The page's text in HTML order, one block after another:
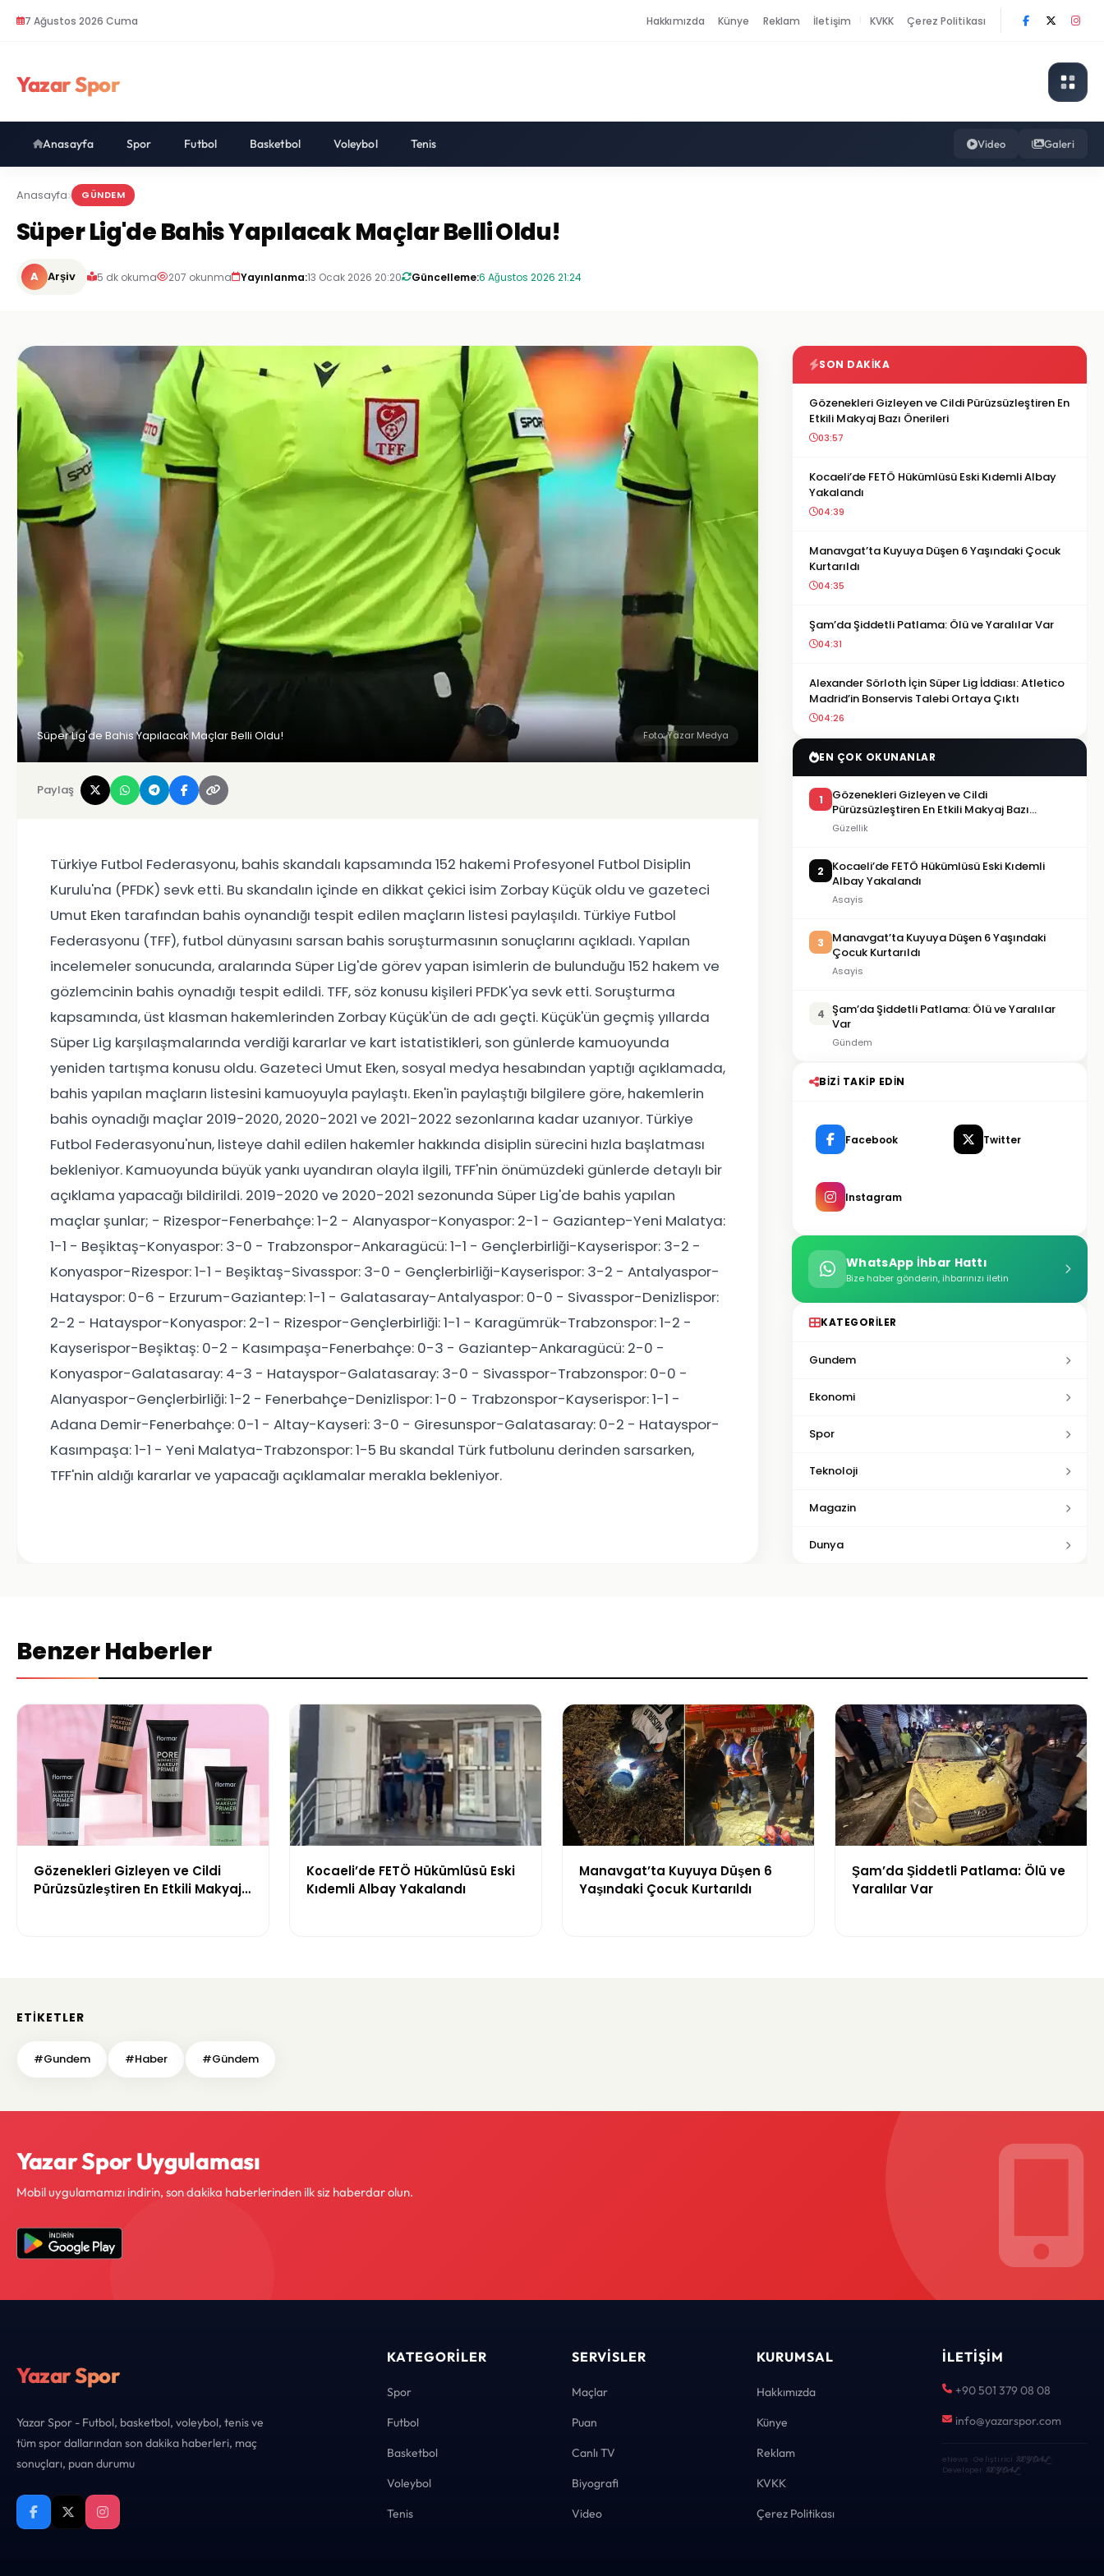
7 Ağustos 2026 Cuma Hakkımızda Künye Reklam İletişim KVKK Çerez Politikası
Yazar Spor
Anasayfa Spor Futbol Basketbol Voleybol Tenis Video Galeri
Anasayfa GÜNDEM
Süper Lig'de Bahis Yapılacak Maçlar Belli Oldu!
A Arşiv 5 dk okuma 207 okunma Yayınlanma:13 Ocak 2026 20:20 Güncelleme:6 Ağustos 2026 21:24
Süper Lig'de Bahis Yapılacak Maçlar Belli Oldu! Foto: Yazar Medya
Paylaş
Türkiye Futbol Federasyonu, bahis skandalı kapsamında 152 hakemi Profesyonel Futbol Disiplin
Kurulu'na (PFDK) sevk etti. Bu skandalın içinde en dikkat çekici isim Zorbay Küçük oldu ve gazeteci
Umut Eken tarafından bahis oynandığı tespit edilen maçların listesi paylaşıldı. Türkiye Futbol
Federasyonu (TFF), futbol dünyasını sarsan bahis soruşturmasının sonuçlarını açıkladı. Yapılan
incelemeler sonucunda, aralarında Süper Lig'de görev yapan isimlerin de bulunduğu 152 hakem ve
gözlemcinin bahis oynadığı tespit edildi. TFF, söz konusu kişileri PFDK'ya sevk etti. Soruşturma
kapsamında, üst klasman hakemlerinden Zorbay Küçük'ün de adı geçti. Küçük'ün geçmiş yıllarda
Süper Lig karşılaşmalarında verdiği kararlar ve kart istatistikleri, son günlerde kamuoyunda
yeniden tartışma konusu oldu. Gazeteci Umut Eken, sosyal medya hesabından yaptığı açıklamada,
bahis yapılan maçların listesini kamuoyuyla paylaştı. Eken'in paylaştığı bilgilere göre, hakemlerin
bahis oynadığı maçlar 2019-2020, 2020-2021 ve 2021-2022 sezonlarına kadar uzanıyor. Türkiye
Futbol Federasyonu'nun, listeye dahil edilen hakemler hakkında disiplin sürecini hızla başlatması
bekleniyor. Kamuoyunda büyük yankı uyandıran olayla ilgili, TFF'nin önümüzdeki günlerde detaylı bir
açıklama yapacağı bildirildi. 2019-2020 ve 2020-2021 sezonunda Süper Lig'de bahis yapılan
maçlar şunlar; - Rizespor-Fenerbahçe: 1-2 - Alanyaspor-Konyaspor: 2-1 - Gaziantep-Yeni Malatya:
1-1 - Beşiktaş-Konyaspor: 3-0 - Trabzonspor-Ankaragücü: 1-1 - Gençlerbirliği-Kayserispor: 3-2 -
Konyaspor-Rizespor: 1-1 - Beşiktaş-Sivasspor: 3-0 - Gençlerbirliği-Kayserispor: 3-2 - Antalyaspor-
Hatayspor: 0-6 - Erzurum-Gaziantep: 1-1 - Galatasaray-Antalyaspor: 0-0 - Sivasspor-Denizlispor:
2-2 - Hatayspor-Konyaspor: 2-1 - Rizespor-Gençlerbirliği: 1-1 - Karagümrük-Trabzonspor: 1-2 -
Kayserispor-Beşiktaş: 0-2 - Kasımpaşa-Fenerbahçe: 0-3 - Gaziantep-Ankaragücü: 2-0 -
Konyaspor-Galatasaray: 4-3 - Hatayspor-Galatasaray: 3-0 - Sivasspor-Trabzonspor: 0-0 -
Alanyaspor-Gençlerbirliği: 1-2 - Fenerbahçe-Denizlispor: 1-0 - Trabzonspor-Kayserispor: 1-1 -
Adana Demir-Fenerbahçe: 0-1 - Altay-Kayseri: 3-0 - Giresunspor-Galatasaray: 0-2 - Hatayspor-
Kasımpaşa: 1-1 - Yeni Malatya-Trabzonspor: 1-5 Bu skandal Türk futbolunu derinden sarsarken,
TFF'nin aldığı kararlar ve yapacağı açıklamalar merakla bekleniyor.
SON DAKIKA
Gözenekleri Gizleyen ve Cildi Pürüzsüzleştiren En
Etkili Makyaj Bazı Önerileri
03:57
Kocaeli’de FETÖ Hükümlüsü Eski Kıdemli Albay
Yakalandı
04:39
Manavgat’ta Kuyuya Düşen 6 Yaşındaki Çocuk
Kurtarıldı
04:35
Şam’da Şiddetli Patlama: Ölü ve Yaralılar Var
04:31
Alexander Sörloth İçin Süper Lig İddiası: Atletico
Madrid’in Bonservis Talebi Ortaya Çıktı
04:26
EN ÇOK OKUNANLAR
1
Gözenekleri Gizleyen ve Cildi
Pürüzsüzleştiren En Etkili Makyaj Bazı
Önerileri
Güzellik
2
Kocaeli’de FETÖ Hükümlüsü Eski Kıdemli
Albay Yakalandı
Asayis
3
Manavgat’ta Kuyuya Düşen 6 Yaşındaki
Çocuk Kurtarıldı
Asayis
4 Şam’da Şiddetli Patlama: Ölü ve Yaralılar
Var
Gündem
BIZI TAKIP EDIN
Facebook Twitter
Instagram
WhatsApp İhbar Hattı
Bize haber gönderin, ihbarınızı iletin
KATEGORILER
Gundem
Ekonomi
Spor
Teknoloji
Magazin
Dunya
Benzer Haberler
Gözenekleri Gizleyen ve Cildi
Pürüzsüzleştiren En Etkili Makyaj
Kocaeli’de FETÖ Hükümlüsü Eski
Kıdemli Albay Yakalandı
Manavgat’ta Kuyuya Düşen 6
Yaşındaki Çocuk Kurtarıldı
Şam’da Şiddetli Patlama: Ölü ve
Yaralılar Var
ETIKETLER
#Gundem #Haber #Gündem
Yazar Spor Uygulaması
Mobil uygulamamızı indirin, son dakika haberlerinden ilk siz haberdar olun.
Yazar Spor
Yazar Spor - Futbol, basketbol, voleybol, tenis ve
tüm spor dallarından son dakika haberleri, maç
sonuçları, puan durumu
KATEGORILER
Spor
Futbol
Basketbol
Voleybol
Tenis
SERVISLER
Maçlar
Puan
Canlı TV
Biyografi
Video
KURUMSAL
Hakkımızda
Künye
Reklam
KVKK
Çerez Politikası
İLETIŞIM
+90 501 379 08 08
info@yazarspor.com
eNews · Geliştirici KEYDAL·
Developer KEYDAL